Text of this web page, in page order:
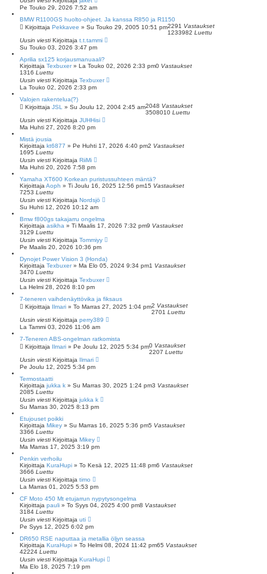
Pe Touko 29, 2026 7:52 am
BMW R1100GS huolto-ohjeet. Ja kanssa R850 ja R1150
Kirjoittaja Pekkavee » Su Touko 29, 2005 10:51 pm2291 Vastaukset
1233982 Luettu
Uusin viestiKirjoittaja t.t.tammi
Su Touko 03, 2026 3:47 pm
Aprilia sx125 korjausmanuaali?
Kirjoittaja Texbuxer» La Touko 02, 2026 2:33 pm0 Vastaukset
1316 Luettu
Uusin viestiKirjoittaja Texbuxer
La Touko 02, 2026 2:33 pm
Valojen rakentelua(?)
Kirjoittaja JSL » Su Joulu 12, 2004 2:45 am2048 Vastaukset
3508010 Luettu
Uusin viestiKirjoittaja JUHHisi
Ma Huhti 27, 2026 8:20 pm
Mistä jousia
Kirjoittaja kt6877 » Pe Huhti 17, 2026 4:40 pm2 Vastaukset
1695 Luettu
Uusin viestiKirjoittaja RiiMi
Ma Huhti 20, 2026 7:58 pm
Yamaha XT600 Korkean puristussuhteen mäntä?
Kirjoittaja Aoph » Ti Joulu 16, 2025 12:56 pm15 Vastaukset
7253 Luettu
Uusin viestiKirjoittaja Nordsjö
Su Huhti 12, 2026 10:12 am
Bmw f800gs takajarru ongelma
Kirjoittaja asikha » Ti Maalis 17, 2026 7:32 pm9 Vastaukset
3129 Luettu
Uusin viestiKirjoittaja Tommiyy
Pe Maalis 20, 2026 10:36 pm
Dynojet Power Vision 3 (Honda)
Kirjoittaja Texbuxer» Ma Elo 05, 2024 9:34 pm1 Vastaukset
3470 Luettu
Uusin viestiKirjoittaja Texbuxer
La Helmi 28, 2026 8:10 pm
7-teneren vaihdenäyttövika ja fiksaus
Kirjoittaja Ilmari » To Marras 27, 2025 1:04 pm2 Vastaukset
2701 Luettu
Uusin viestiKirjoittaja perry389
La Tammi 03, 2026 11:06 am
7-Teneren ABS-ongelman ratkomista
Kirjoittaja Ilmari » Pe Joulu 12, 2025 5:34 pm0 Vastaukset
2207 Luettu
Uusin viestiKirjoittaja Ilmari
Pe Joulu 12, 2025 5:34 pm
Termostaatti
Kirjoittaja jukka k » Su Marras 30, 2025 1:24 pm3 Vastaukset
2085 Luettu
Uusin viestiKirjoittaja jukka k
Su Marras 30, 2025 8:13 pm
Etujouset poikki
Kirjoittaja Mikey » Su Marras 16, 2025 5:36 pm5 Vastaukset
3366 Luettu
Uusin viestiKirjoittaja Mikey
Ma Marras 17, 2025 3:19 pm
Penkin verhoilu
Kirjoittaja KuraHupi » To Kesä 12, 2025 11:48 pm6 Vastaukset
3666 Luettu
Uusin viestiKirjoittaja timo
La Marras 01, 2025 5:53 pm
CF Moto 450 Mt etujarrun nypytysongelma
Kirjoittaja pauli » To Syys 04, 2025 4:00 pm8 Vastaukset
3184 Luettu
Uusin viestiKirjoittaja uti
Pe Syys 12, 2025 6:02 pm
DR650 RSE naputtaa ja metallia öljyn seassa
Kirjoittaja KuraHupi » To Helmi 08, 2024 11:42 pm65 Vastaukset
42224 Luettu
Uusin viestiKirjoittaja KuraHupi
Ma Elo 18, 2025 7:19 pm